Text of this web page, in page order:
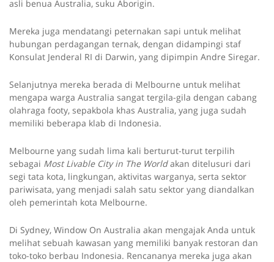
asli benua Australia, suku Aborigin.
Mereka juga mendatangi peternakan sapi untuk melihat
hubungan perdagangan ternak, dengan didampingi staf
Konsulat Jenderal RI di Darwin, yang dipimpin Andre Siregar.
Selanjutnya mereka berada di Melbourne untuk melihat
mengapa warga Australia sangat tergila-gila dengan cabang
olahraga footy, sepakbola khas Australia, yang juga sudah
memiliki beberapa klab di Indonesia.
Melbourne yang sudah lima kali berturut-turut terpilih
sebagai Most Livable City in The Worldakan ditelusuri dari
segi tata kota, lingkungan, aktivitas warganya, serta sektor
pariwisata, yang menjadi salah satu sektor yang diandalkan
oleh pemerintah kota Melbourne.
Di Sydney, Window On Australia akan mengajak Anda untuk
melihat sebuah kawasan yang memiliki banyak restoran dan
toko-toko berbau Indonesia. Rencananya mereka juga akan